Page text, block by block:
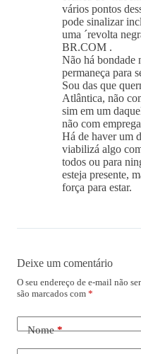
vários pontos
pode sinalizar
uma ´revolta
BR.COM .
Não há bondade
permaneça para
Sou das que
Atlântica, não
sim em um
não com
Há de haver um
viabilizá algo
todos ou para
esteja presente,
força para estar.
Deixe um comentário
O seu endereço de e-mail não
são marcados com *
Nome*